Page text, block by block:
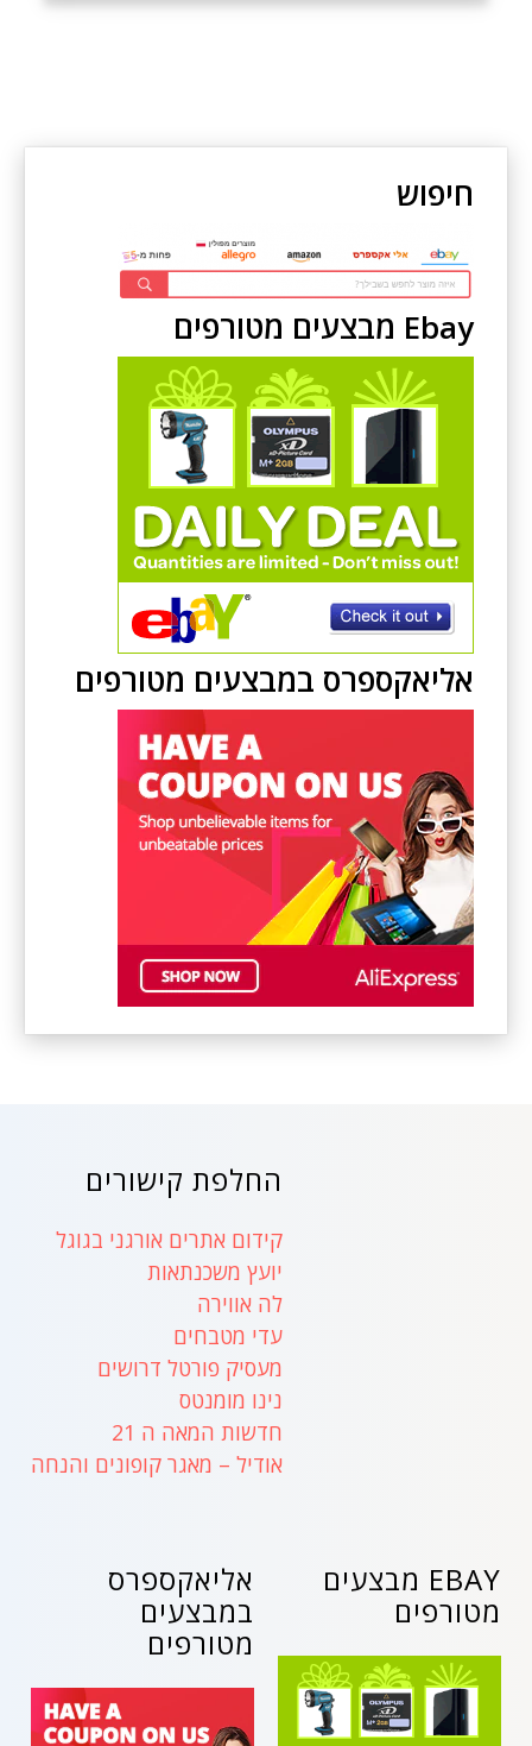
חיפוש
Ebay מבצעים מטורפים
אליאקספרס במבצעים מטורפים
החלפת קישורים
קידום אתרים אורגני בגוגל
יועץ משכנתאות
לה אווירה
עדי מטבחים
מעסיק פורטל דרושים
נינו מומנטס
חדשות המאה ה 21
אודיל – מאגר קופונים והנחה
אליאקספרס
במבצעים
מטורפים
EBAY מבצעים
מטורפים